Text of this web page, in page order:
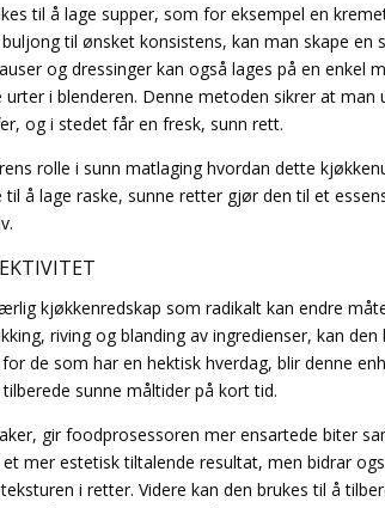
til å lage supper, som for eksempel en
til ønsket konsistens, kan man skape en
og dressinger kan også lages på en enkel
i blenderen. Denne metoden sikrer at man
og i stedet får en fresk, sunn rett.
rolle i sunn matlaging hvordan dette
å lage raske, sunne retter gjør den til et
kjøkkenredskap som radikalt kan endre
riving og blanding av ingredienser, kan
de som har en hektisk hverdag, blir denne
sunne måltider på kort tid.
gir foodprosessoren mer ensartede biter
mer estetisk tiltalende resultat, men bidrar
i retter. Videre kan den brukes til å